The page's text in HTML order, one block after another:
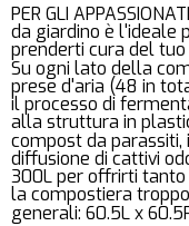
PER GLI
da giardino è l'ideale
prenderti cura del tuo
Su ogni lato della
prese d'aria (48 in
il processo di
alla struttura in
compost da
diffusione di cattivi
300L per offrirti tanto
la compostiera troppo
generali: 60.5L x